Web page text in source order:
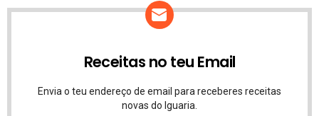
Receitas no teu Email
Envia o teu endereço de email para receberes receitas
novas do Iguaria.